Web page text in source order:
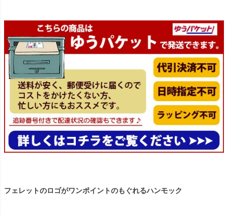
フェレットのロゴがワンポイントのもぐれるハンモック